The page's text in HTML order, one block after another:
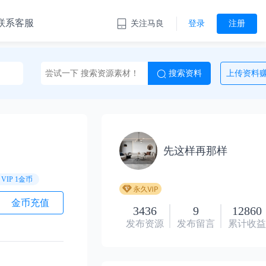
系客服 关注马良 登录 注册
VIP 1金币
金币充值
先这样再那样
3436
发布资源
9
发布留言
12860
累计收益